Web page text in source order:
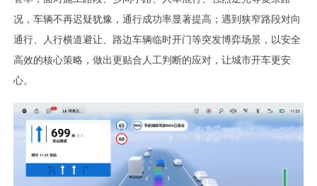
况，车辆不再迟疑犹豫，通行成功率显著提高；遇到狭窄路段对向
通行、人行横道避让、路边车辆临时开门等突发博弈场景，以安全
高效的核心策略，做出更贴合人工判断的应对，让城市开车更安
心。